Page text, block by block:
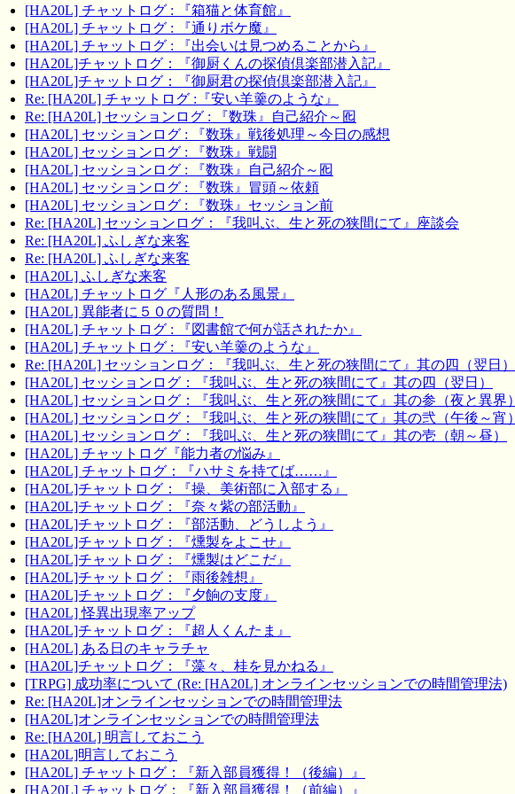
[HA20L] チャットログ : 『箱猫と体育館』
[HA20L] チャットログ : 『通りボケ魔』
[HA20L] チャットログ : 『出会いは見つめることから』
[HA20L]チャットログ：『御厨くんの探偵倶楽部潜入記』
[HA20L]チャットログ：『御厨君の探偵倶楽部潜入記』
Re: [HA20L] チャットログ :『安い羊羹のような』
Re: [HA20L] セッションログ : 『数珠』自己紹介～囮
[HA20L] セッションログ : 『数珠』戦後処理～今日の感想
[HA20L] セッションログ : 『数珠』戦闘
[HA20L] セッションログ : 『数珠』自己紹介～囮
[HA20L] セッションログ : 『数珠』冒頭～依頼
[HA20L] セッションログ : 『数珠』セッション前
Re: [HA20L] セッションログ：『我叫ぶ、生と死の狭間にて』座談会
Re: [HA20L] ふしぎな来客
Re: [HA20L] ふしぎな来客
[HA20L] ふしぎな来客
[HA20L] チャットログ『人形のある風景』
[HA20L] 異能者に５０の質問！
[HA20L] チャットログ : 『図書館で何が話されたか』
[HA20L] チャットログ : 『安い羊羹のような』
Re: [HA20L] セッションログ：『我叫ぶ、生と死の狭間にて』其の四（翌日）
[HA20L] セッションログ：『我叫ぶ、生と死の狭間にて』其の四（翌日）
[HA20L] セッションログ：『我叫ぶ、生と死の狭間にて』其の参（夜と異界）
[HA20L] セッションログ：『我叫ぶ、生と死の狭間にて』其の弐（午後～宵）
[HA20L] セッションログ：『我叫ぶ、生と死の狭間にて』其の壱（朝～昼）
[HA20L] チャットログ『能力者の悩み』
[HA20L] チャットログ：『ハサミを持てば……』
[HA20L]チャットログ：『操、美術部に入部する』
[HA20L]チャットログ：『奈々紫の部活動』
[HA20L]チャットログ：『部活動、どうしよう』
[HA20L]チャットログ：『燻製をよこせ』
[HA20L]チャットログ：『燻製はどこだ』
[HA20L]チャットログ：『雨後雑想』
[HA20L]チャットログ：『夕餉の支度』
[HA20L] 怪異出現率アップ
[HA20L]チャットログ：『超人くんたま』
[HA20L] ある日のキャラチャ
[HA20L]チャットログ：『藻々、桂を見かねる』
[TRPG] 成功率について (Re: [HA20L] オンラインセッションでの時間管理法)
Re: [HA20L]オンラインセッションでの時間管理法
[HA20L]オンラインセッションでの時間管理法
Re: [HA20L] 明言しておこう
[HA20L]明言しておこう
[HA20L] チャットログ：『新入部員獲得！（後編）』
[HA20L] チャットログ：『新入部員獲得！（前編）』